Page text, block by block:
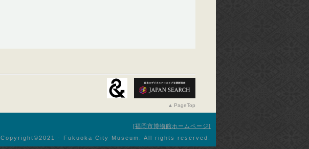
PageTop
福岡市博物館ホームページ
Copyright©︎2021 - Fukuoka City Museum. All rights reserved.